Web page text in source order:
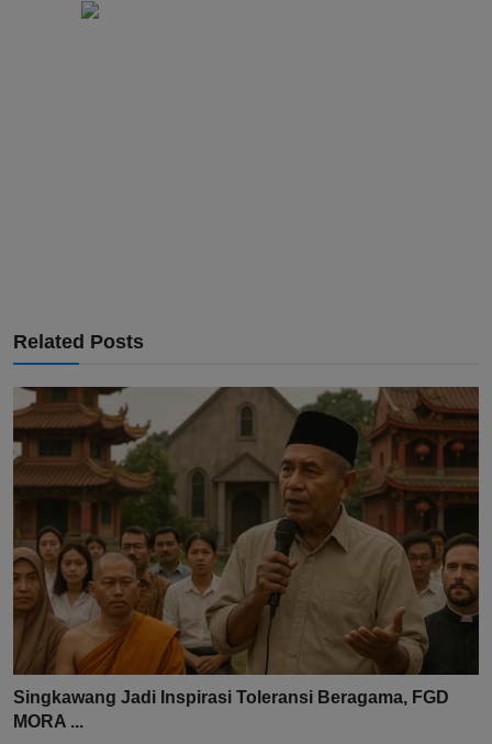
Related Posts
Singkawang Jadi Inspirasi Toleransi Beragama, FGD
MORA ...